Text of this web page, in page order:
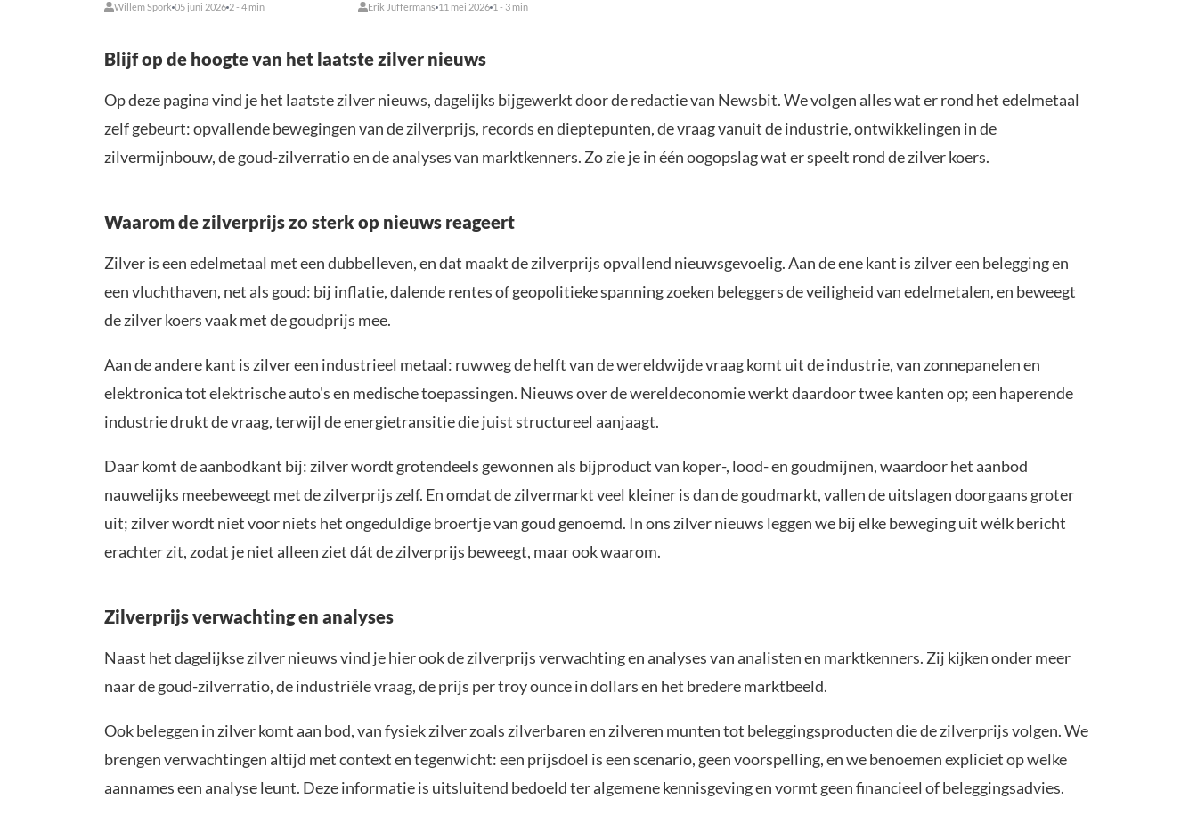
Willem Spork 05 juni 2026 2 - 4 min Erik Juffermans 11 mei 2026 1 - 3 min
Blijf op de hoogte van het laatste zilver nieuws
Op deze pagina vind je het laatste zilver nieuws, dagelijks bijgewerkt door de redactie van Newsbit. We volgen alles wat er rond het edelmetaal
zelf gebeurt: opvallende bewegingen van de zilverprijs, records en dieptepunten, de vraag vanuit de industrie, ontwikkelingen in de
zilvermijnbouw, de goud-zilverratio en de analyses van marktkenners. Zo zie je in één oogopslag wat er speelt rond de zilver koers.
Waarom de zilverprijs zo sterk op nieuws reageert
Zilver is een edelmetaal met een dubbelleven, en dat maakt de zilverprijs opvallend nieuwsgevoelig. Aan de ene kant is zilver een belegging en
een vluchthaven, net als goud: bij inflatie, dalende rentes of geopolitieke spanning zoeken beleggers de veiligheid van edelmetalen, en beweegt
de zilver koers vaak met de goudprijs mee.
Aan de andere kant is zilver een industrieel metaal: ruwweg de helft van de wereldwijde vraag komt uit de industrie, van zonnepanelen en
elektronica tot elektrische auto's en medische toepassingen. Nieuws over de wereldeconomie werkt daardoor twee kanten op; een haperende
industrie drukt de vraag, terwijl de energietransitie die juist structureel aanjaagt.
Daar komt de aanbodkant bij: zilver wordt grotendeels gewonnen als bijproduct van koper-, lood- en goudmijnen, waardoor het aanbod
nauwelijks meebeweegt met de zilverprijs zelf. En omdat de zilvermarkt veel kleiner is dan de goudmarkt, vallen de uitslagen doorgaans groter
uit; zilver wordt niet voor niets het ongeduldige broertje van goud genoemd. In ons zilver nieuws leggen we bij elke beweging uit wélk bericht
erachter zit, zodat je niet alleen ziet dát de zilverprijs beweegt, maar ook waarom.
Zilverprijs verwachting en analyses
Naast het dagelijkse zilver nieuws vind je hier ook de zilverprijs verwachting en analyses van analisten en marktkenners. Zij kijken onder meer
naar de goud-zilverratio, de industriële vraag, de prijs per troy ounce in dollars en het bredere marktbeeld.
Ook beleggen in zilver komt aan bod, van fysiek zilver zoals zilverbaren en zilveren munten tot beleggingsproducten die de zilverprijs volgen. We
brengen verwachtingen altijd met context en tegenwicht: een prijsdoel is een scenario, geen voorspelling, en we benoemen expliciet op welke
aannames een analyse leunt. Deze informatie is uitsluitend bedoeld ter algemene kennisgeving en vormt geen financieel of beleggingsadvies.